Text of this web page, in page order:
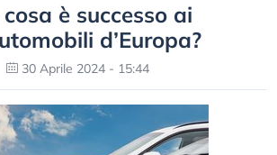
è successo ai
d’Europa?
30 Aprile 2024 - 15:44